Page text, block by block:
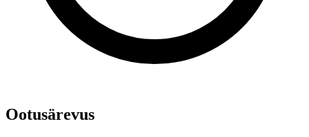
Ootusärevus